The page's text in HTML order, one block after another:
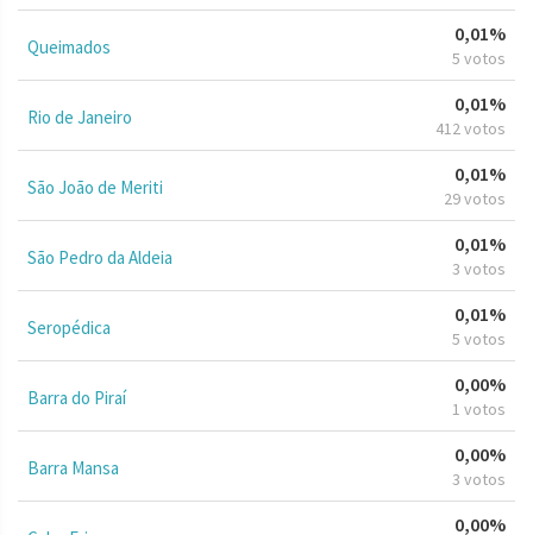
Queimados
0,01%
5 votos
Rio de Janeiro
0,01%
412 votos
São João de Meriti
0,01%
29 votos
São Pedro da Aldeia
0,01%
3 votos
Seropédica
0,01%
5 votos
Barra do Piraí
0,00%
1 votos
Barra Mansa
0,00%
3 votos
0,00%